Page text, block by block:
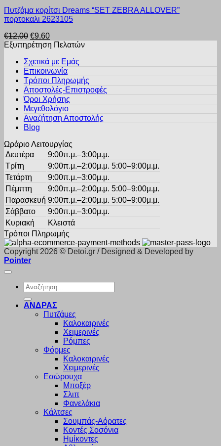
στη
σελίδα
προϊόντος
το
προϊόν
πολλαπλές
παραλλαγές.
επιλογές
μπορούν
επιλεγούν
σελίδα
προϊόντος
Πυτζάμα κορίτσι Dreams “SET ΖΕΒRA ALLOVER”
πορτοκαλι 2623105
€12.00 Original
price
€12.00.
€9.60Η
τρέχουσα
είναι:
€9.60.
Εξυπηρέτηση Πελατών
Σχετικά με Εμάς
Επικοινωνία
Τρόποι Πληρωμής
Αποστολές-Επιστροφές
Όροι Χρήσης
Μεγεθολόγιο
Αναζήτηση Αποστολής
Blog
Ωράριο Λειτουργίας
Δευτέρα
9:00π.μ.–3:00μ.μ.
Τρίτη
9:00π.μ.–2:00μ.μ. 5:00–9:00μ.μ.
Τετάρτη
9:00π.μ.–3:00μ.μ.
Πέμπτη
9:00π.μ.–2:00μ.μ. 5:00–9:00μ.μ.
Παρασκευή 9:00π.μ.–2:00μ.μ. 5:00–9:00μ.μ.
Σάββατο
9:00π.μ.–3:00μ.μ.
Κυριακή
Κλειστά
Τρόποι Πληρωμής
Copyright 2026 © Detoi.gr / Designed & Developed by
Pointer
Αναζήτηση
για:
ΑΝΔΡΑΣ
Πυτζάμες
Καλοκαιρινές
Χειμερινές
Ρόμπες
Φόρμες
Καλοκαιρινές
Χειμερινές
Εσώρουχα
Μποξέρ
Σλιπ
Φανελάκια
Κάλτσες
Σουμπάς-Αόρατες
Κοντές Σοσόνια
Ημίκοντες